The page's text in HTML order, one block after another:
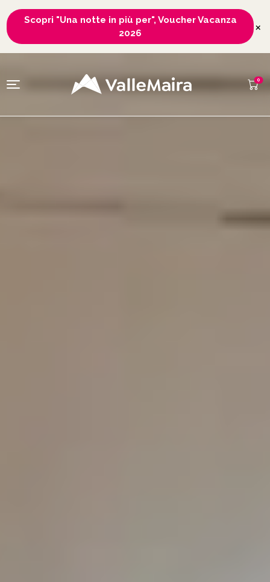
0
Scopri "Una notte in più per", Voucher Vacanza
2026
×